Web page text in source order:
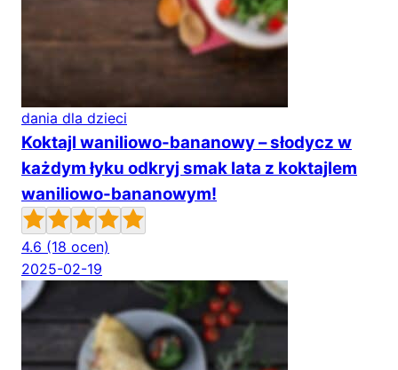
dania dla dzieci
Koktajl waniliowo-bananowy – słodycz w
każdym łyku odkryj smak lata z koktajlem
waniliowo-bananowym!
4.6 (18 ocen)
2025-02-19